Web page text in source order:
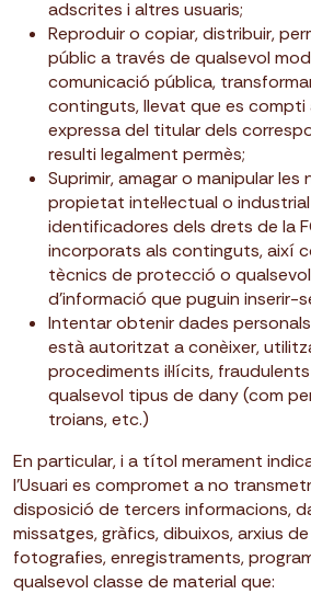
adscrites i altres usuaris;
Reproduir o copiar, distribuir,
públic a través de qualsevol
comunicació pública,
continguts, llevat que es compti
expressa del titular dels
resulti legalment permès;
Suprimir, amagar o manipular
propietat intel·lectual o
identificadores dels drets de la
incorporats als continguts, així
tècnics de protecció o
d’informació que puguin inserir-
Intentar obtenir dades
està autoritzat a conèixer,
procediments il·lícits,
qualsevol tipus de dany (com
troians, etc.)
En particular, i a títol merament
l’Usuari es compromet a no
disposició de tercers informacions,
missatges, gràfics, dibuixos, arxius
fotografies, enregistraments,
qualsevol classe de material que: